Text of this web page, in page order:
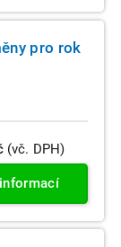
pro rok
(vč. DPH)